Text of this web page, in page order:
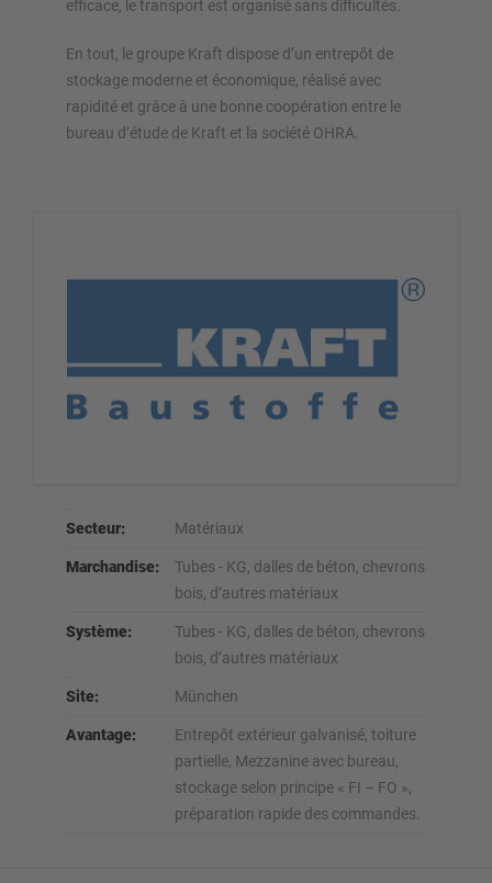
efficace, le transport est organisé sans difficultés.
En tout, le groupe Kraft dispose d’un entrepôt de
stockage moderne et économique, réalisé avec
rapidité et grâce à une bonne coopération entre le
bureau d’étude de Kraft et la société OHRA.
Secteur: Matériaux
Marchandise:
Tubes - KG, dalles de béton, chevrons
bois, d’autres matériaux
Système:
Tubes - KG, dalles de béton, chevrons
bois, d’autres matériaux
Site: München
Avantage:
Entrepôt extérieur galvanisé, toiture
partielle, Mezzanine avec bureau,
stockage selon principe « FI – FO »,
préparation rapide des commandes.